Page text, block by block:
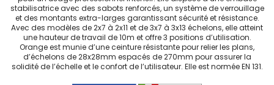
stabilisatrice avec des sabots renforcés, un système de verrouillage
et des montants extra-larges garantissant sécurité et résistance.
Avec des modèles de 2x7 à 2x11 et de 3x7 à 3x13 échelons, elle atteint
une hauteur de travail de 10m et offre 3 positions d’utilisation.
Orange est munie d’une ceinture résistante pour relier les plans,
d’échelons de 28x28mm espacés de 270mm pour assurer la
solidité de l’échelle et le confort de l’utilisateur. Elle est normée EN 131.